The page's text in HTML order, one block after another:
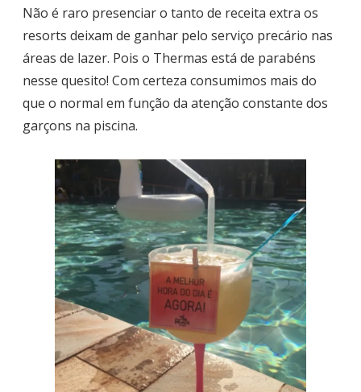
Não é raro presenciar o tanto de receita extra os
resorts deixam de ganhar pelo serviço precário nas
áreas de lazer. Pois o Thermas está de parabéns
nesse quesito! Com certeza consumimos mais do
que o normal em função da atenção constante dos
garçons na piscina.